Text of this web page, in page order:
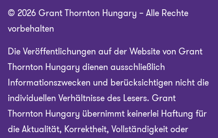
© 2026 Grant Thornton Hungary – Alle Rechte
vorbehalten
Die Veröffentlichungen auf der Website von Grant
Thornton Hungary dienen ausschließlich
Informationszwecken und berücksichtigen nicht die
individuellen Verhältnisse des Lesers. Grant
Thornton Hungary übernimmt keinerlei Haftung für
die Aktualität, Korrektheit, Vollständigkeit oder